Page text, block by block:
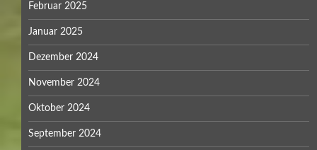
Februar 2025
Januar 2025
Dezember 2024
November 2024
Oktober 2024
September 2024